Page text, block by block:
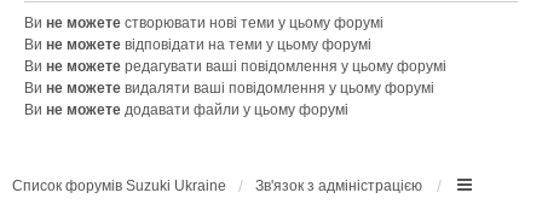
Ви не можете створювати нові теми у цьому форумі
Ви не можете відповідати на теми у цьому форумі
Ви не можете редагувати ваші повідомлення у цьому форумі
Ви не можете видаляти ваші повідомлення у цьому форумі
Ви не можете додавати файли у цьому форумі
Список форумів Suzuki Ukraine Зв'язок з адміністрацією